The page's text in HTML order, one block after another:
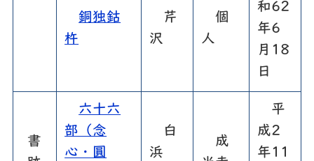
銅独鈷
杵
芹
沢
個
人
和62
年6
月18
日
書
六十六
部（念
心・圓
白
浜
成
平
成2
年11